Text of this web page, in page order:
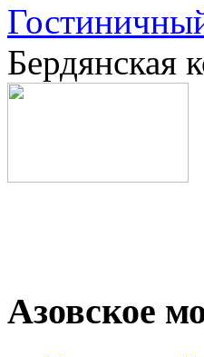
Бердянская
Азовское